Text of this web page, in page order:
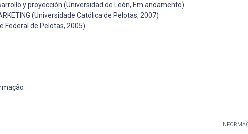
y proyección (Universidad de León, Em andamento)
(Universidade Católica de Pelotas, 2007)
Federal de Pelotas, 2005)